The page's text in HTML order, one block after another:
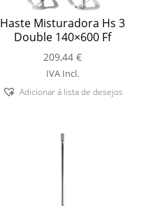
Haste Misturadora Hs 3
Double 140×600 Ff
209,44€
IVA Incl.
Adicionar á lista de desejos